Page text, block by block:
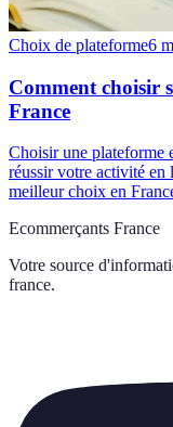
Choix de plateforme6
Comment choisir
France
Choisir une plateforme
réussir votre activité
meilleur choix en
Ecommerçants France
Votre source
france.